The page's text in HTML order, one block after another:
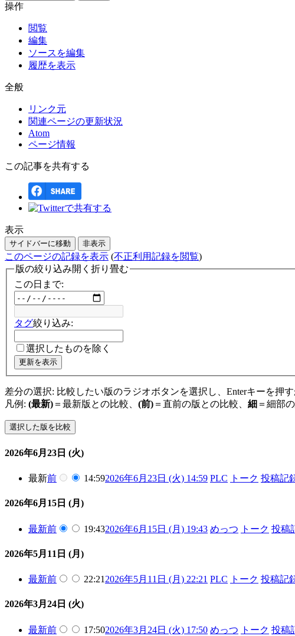
操作
閲覧
編集
ソースを編集
履歴を表示
全般
リンク元
関連ページの更新状況
Atom
ページ情報
この記事を共有する
表示
サイドバーに移動 非表示
このページの記録を表示 (不正利用記録を閲覧)
版の絞り込み開く 折り畳む
この日まで:
タグ絞り込み:
選択したものを除く
更新を表示
差分の選択: 比較したい版のラジオボタンを選択し、Enterキーを押
凡例: (最新) ＝最新版との比較、 (前) ＝直前の版との比較、 細 ＝細部
2026年6月23日 (火)
最新前 14:592026年6月23日 (火) 14:59 PLC トーク 投稿記
2026年6月15日 (月)
最新前 19:432026年6月15日 (月) 19:43 めっつ トーク 投稿
2026年5月11日 (月)
最新前 22:21 2026年5月11日 (月) 22:21 PLC トーク 投稿記
2026年3月24日 (火)
最新前 17:502026年3月24日 (火) 17:50 めっつ トーク 投稿